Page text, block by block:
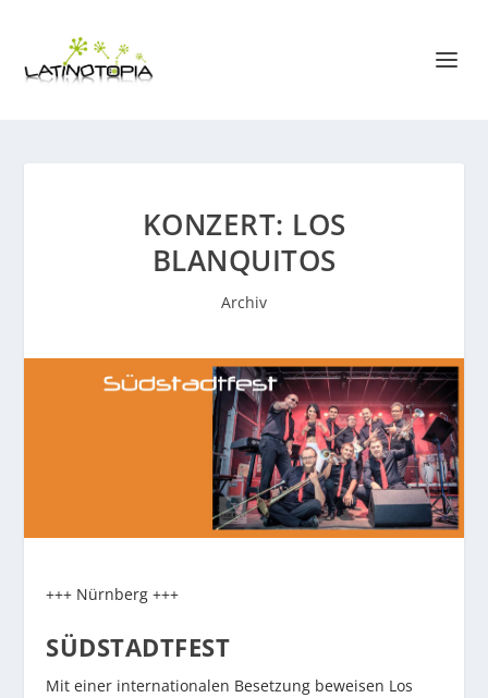
KONZERT: LOS
BLANQUITOS
Archiv
+++ Nürnberg +++
SÜDSTADTFEST
Mit einer internationalen Besetzung beweisen Los